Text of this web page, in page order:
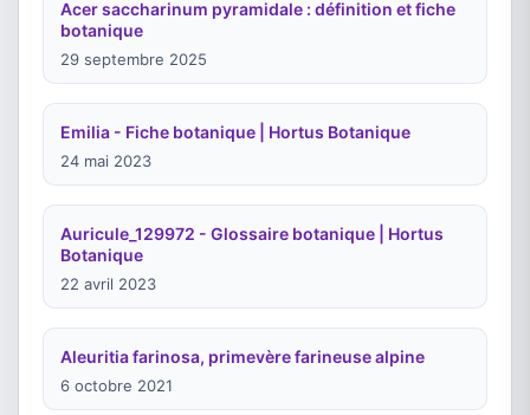
Acer saccharinum pyramidale : définition et fiche
botanique
29 septembre 2025
Emilia - Fiche botanique | Hortus Botanique
24 mai 2023
Auricule_129972 - Glossaire botanique | Hortus
Botanique
22 avril 2023
Aleuritia farinosa, primevère farineuse alpine
6 octobre 2021